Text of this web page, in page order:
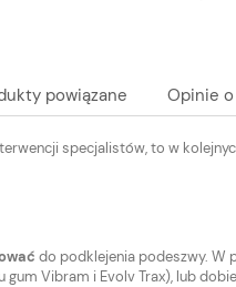
ewentualnych kosztów
powiązane Opinie
specjalistów, to w
do podklejenia podeszwy. W
Vibram i Evolv Trax), lub